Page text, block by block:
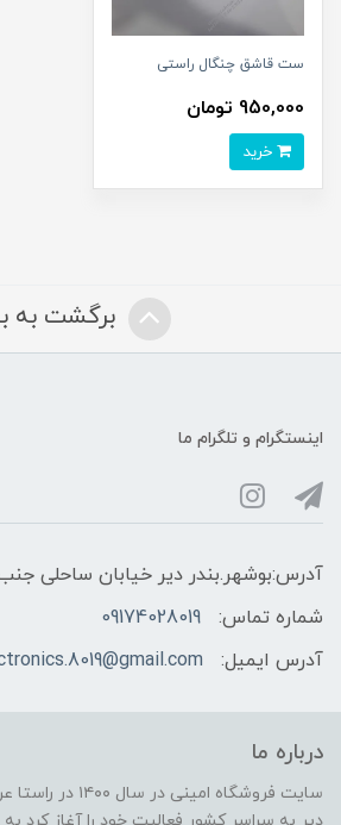
ست قاشق چنگال راستی
950,000 تومان
برگشت به
اینستگرام و تلگرام ما
آدرس:بوشهر.بندر دیر خیابان ساحلی
شماره تماس:
09174028019
آدرس ایمیل:
درباره ما
سایت فروشگاه